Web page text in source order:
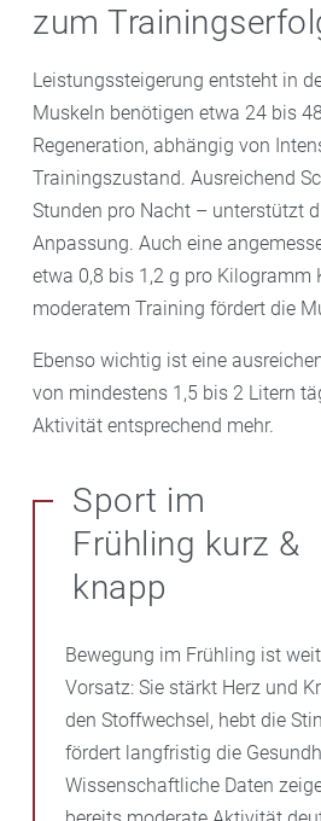
zum
Leistungssteigerung entsteht in
Muskeln benötigen etwa 24 bis
Regeneration, abhängig von
Trainingszustand. Ausreichend
Stunden pro Nacht – unterstützt
Anpassung. Auch eine
etwa 0,8 bis 1,2 g pro Kilogramm
moderatem Training fördert die
Ebenso wichtig ist eine
von mindestens 1,5 bis 2 Litern
Aktivität entsprechend mehr.
Sport im
Frühling kurz &
knapp
Bewegung im Frühling ist
Vorsatz: Sie stärkt Herz und
den Stoffwechsel, hebt die
fördert langfristig die
Wissenschaftliche Daten